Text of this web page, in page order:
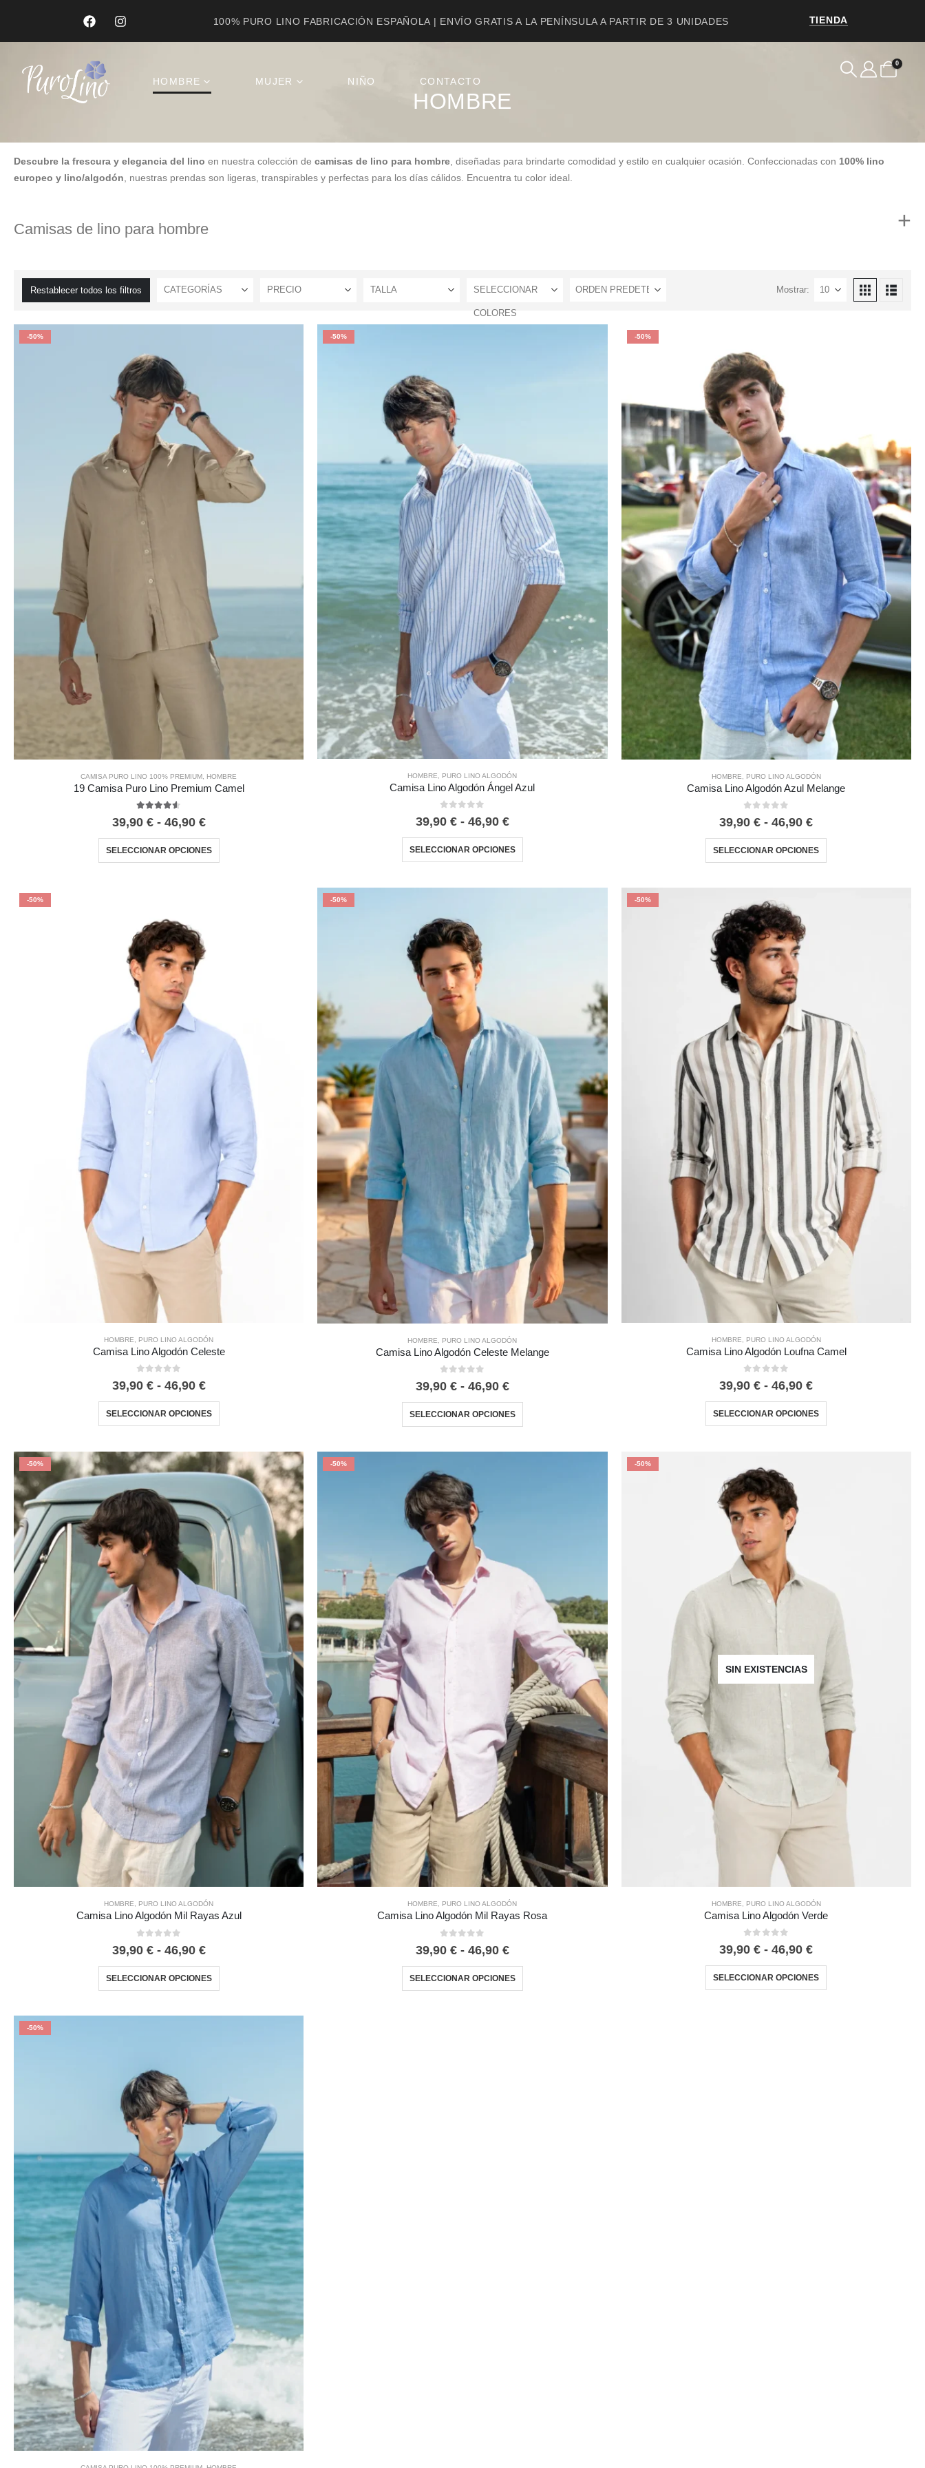
100% PURO LINO FABRICACIÓN ESPAÑOLA | ENVÍO GRATIS A LA PENÍNSULA A PARTIR DE 3 UNIDADES TIENDA
HOMBRE MUJER NIÑO CONTACTO
0
Product Archive
HOMBRE
Descubre la frescura y elegancia del lino en nuestra colección de camisas de lino para hombre , diseñadas para brindarte comodidad y estilo en cualquier ocasión. Confeccionadas con 100% lino
europeo y lino/algodón , nuestras prendas son ligeras, transpirables y perfectas para los días cálidos. Encuentra tu color ideal.
Camisas de lino para hombre
La elegancia que combina
Las camisas de lino para hombre permiten múltiples combinaciones sin complicarse: con pantalones chinos o vaqueros para un look casual, con bermudas para un estilo veraniego
más relajado, abierta sobre camiseta para un enfoque más informal o cerrada y bien ajustada para ocasiones más cuidadas. Los tonos claros como el blanco, beige o azul siguen
siendo los más utilizados, aunque cada vez es más habitual ver colores más intensos para quienes buscan algo diferente sin perder elegancia.
Una prenda pensada para el día a día
Nuestras camisas de lino para hombre son una prenda funcional que se adapta a distintos contextos: desde una comida informal hasta un evento al aire libre. Su capacidad para
mantener el confort sin renunciar a la imagen hace que cada vez más hombres las incorporen a su armario habitual. Si buscas una opción equilibrada entre comodidad, estilo y
practicidad, las camisas de lino para hombre son una elección que responde bien en cualquier situación.
Restablecer todos los filtros CATEGORÍAS PRECIO TALLA SELECCIONAR
COLORES
Mostrar:
-50%
CAMISA PURO LINO 100% PREMIUM, HOMBRE
19 Camisa Puro Lino Premium Camel
39,90 € - 46,90 €
SELECCIONAR OPCIONES
-50%
HOMBRE, PURO LINO ALGODÓN
Camisa Lino Algodón Ángel Azul
39,90 € - 46,90 €
SELECCIONAR OPCIONES
-50%
HOMBRE, PURO LINO ALGODÓN
Camisa Lino Algodón Azul Melange
39,90€ - 46,90€
SELECCIONAR OPCIONES
-50%
HOMBRE PURO LINO ALGODÓN
Camisa Lino Algodón Celeste
39,90 € - 46,90 €
SELECCIONAR OPCIONES
-50%
HOMBRE PURO LINO ALGODÓN
Camisa Lino Algodón Celeste Melange
39,90 € - 46,90 €
SELECCIONAR OPCIONES
-50%
HOMBRE PURO LINO ALGODÓN
Camisa Lino Algodón Loufna Camel
39,90€ - 46,90€
SELECCIONAR OPCIONES
-50%
HOMBRE, PURO LINO ALGODÓN
Camisa Lino Algodón Mil Rayas Azul
39,90 € - 46,90 €
SELECCIONAR OPCIONES
-50%
HOMBRE, PURO LINO ALGODÓN
Camisa Lino Algodón Mil Rayas Rosa
39,90 € - 46,90 €
SELECCIONAR OPCIONES
-50%
SIN EXISTENCIAS
HOMBRE PURO LINO ALGODÓN
Camisa Lino Algodón Verde
39,90€ - 46,90€
SELECCIONAR OPCIONES
-50%